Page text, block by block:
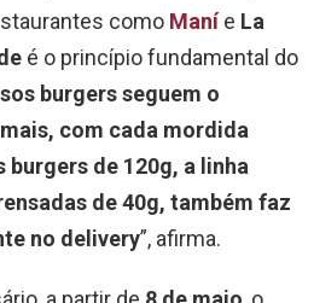
como Maníe La
é o princípio fundamental do
burgers seguem o
com cada mordida
burgers de 120g, a linha
de 40g, também faz
no delivery”, afirma.